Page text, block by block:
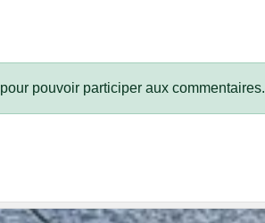
pour pouvoir participer aux commentaires.